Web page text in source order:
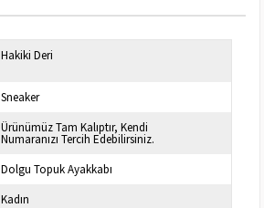
Hakiki Deri
Sneaker
Ürünümüz Tam Kalıptır, Kendi
Numaranızı Tercih Edebilirsiniz.
Dolgu Topuk Ayakkabı
Kadın